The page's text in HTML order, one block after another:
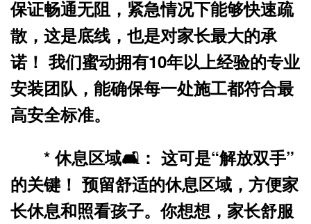
保证畅通无阻，紧急情况下能够快速疏
散，这是底线，也是对家长最大的承
诺！ 我们蜜动拥有10年以上经验的专业
安装团队，能确保每一处施工都符合最
高安全标准。
*休息区域🛋️： 这可是“解放双手”
的关键！ 预留舒适的休息区域，方便家
长休息和照看孩子。你想想，家长舒服